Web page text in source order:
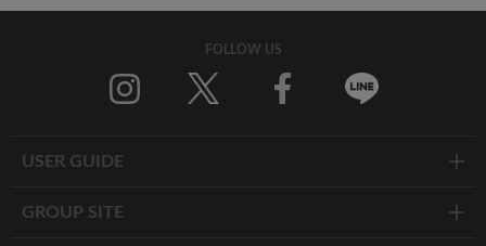
FOLLOW US
USER GUIDE
GROUP SITE